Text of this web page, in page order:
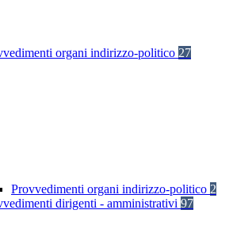
organi indirizzo-politico 27
Provvedimenti organi indirizzo-politico 2
dirigenti - amministrativi 97